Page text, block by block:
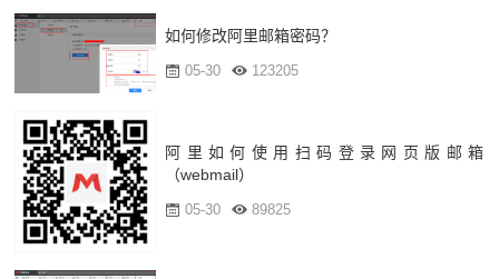
如何修改阿里邮箱密码？
05-30 123205
阿里如何使用扫码登录网页版邮箱
（webmail）
05-30 89825